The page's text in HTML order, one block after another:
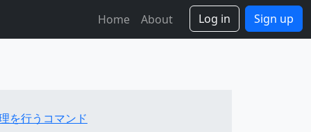
Home About Log in Sign up
を行うコマンド